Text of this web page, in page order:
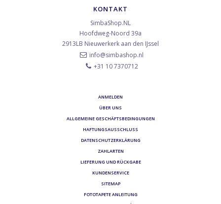
KONTAKT
SimbaShop.NL
Hoofdweg-Noord 39a
2913LB Nieuwerkerk aan den IJssel
info@simbashop.nl
+31 10 7370712
ANMELDEN
ÜBER UNS
ALLGEMEINE GESCHÄFTSBEDINGUNGEN
HAFTUNGSAUSSCHLUSS
DATENSCHUTZERKLÄRUNG
ZAHLARTEN
LIEFERUNG UND RÜCKGABE
KUNDENSERVICE
SITEMAP
FOTOTAPETE ANLEITUNG